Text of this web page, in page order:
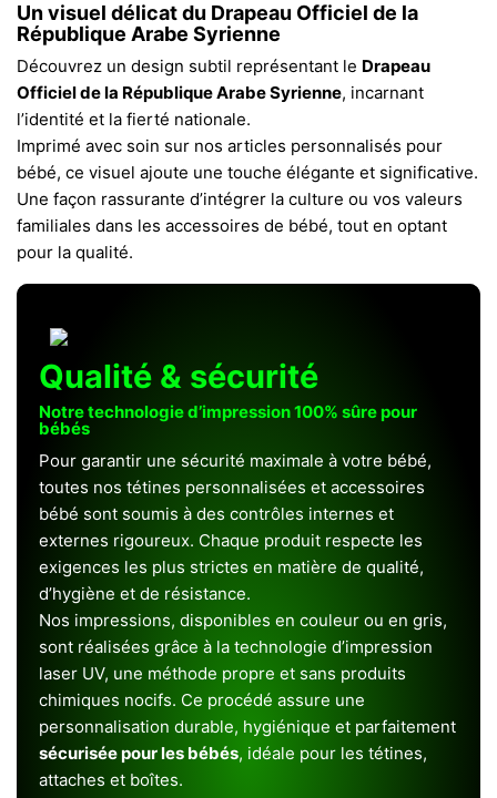
Un visuel délicat du Drapeau Officiel de la
République Arabe Syrienne
Découvrez un design subtil représentant le Drapeau
Officiel de la République Arabe Syrienne, incarnant
l’identité et la fierté nationale.
Imprimé avec soin sur nos articles personnalisés pour
bébé, ce visuel ajoute une touche élégante et significative.
Une façon rassurante d’intégrer la culture ou vos valeurs
familiales dans les accessoires de bébé, tout en optant
pour la qualité.
Qualité & sécurité
Notre technologie d’impression 100% sûre pour
bébés
Pour garantir une sécurité maximale à votre bébé,
toutes nos tétines personnalisées et accessoires
bébé sont soumis à des contrôles internes et
externes rigoureux. Chaque produit respecte les
exigences les plus strictes en matière de qualité,
d’hygiène et de résistance.
Nos impressions, disponibles en couleur ou en gris,
sont réalisées grâce à la technologie d’impression
laser UV, une méthode propre et sans produits
chimiques nocifs. Ce procédé assure une
personnalisation durable, hygiénique et parfaitement
sécurisée pour les bébés, idéale pour les tétines,
attaches et boîtes.